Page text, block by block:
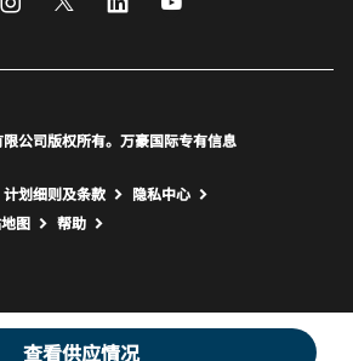
查看供应情况
公司版权所有。万豪国际专有信息
计划细则及条款
隐私中心
图 打开新窗口
帮助